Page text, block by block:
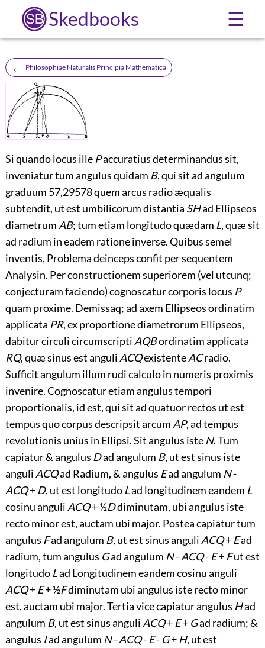
Skedbooks ☰
← Philosophiae Naturalis Principia Mathematica
Si quando locus ille Paccuratius determinandus sit,
inveniatur tum angulus quidam B, qui sit ad angulum
graduum 57,29578quem arcus radio æqualis
subtendit, ut est umbilicorum distantia SHad Ellipseos
diametrum AB; tum etiam longitudo quædam L, quæ sit
ad radium in eadem ratione inverse. Quibus semel
inventis, Problema deinceps confit per sequentem
Analysin. Per constructionem superiorem (vel utcunq;
conjecturam faciendo) cognoscatur corporis locus P
quam proxime. Demissaq; ad axem Ellipseos ordinatim
applicata PR, ex proportione diametrorum Ellipseos,
dabitur circuli circumscripti AQBordinatim applicata
RQ, quæ sinus est anguli ACQexistenteACradio.
Sufficit angulum illum rudi calculo in numeris proximis
invenire. Cognoscatur etiam angulus tempori
proportionalis, id est, qui sit ad quatuor rectos ut est
tempus quo corpus descripsit arcum AP, ad tempus
revolutionis unius in Ellipsi. Sit angulus iste N. Tum
capiatur & angulus Dad angulum B, ut est sinus iste
anguli ACQad Radium, & angulus Ead angulum N-
ACQ+ D, ut est longitudo Lad longitudinem eandem L
cosinu anguli ACQ+ ½Ddiminutam, ubi angulus iste
recto minor est, auctam ubi major. Postea capiatur tum
angulus Fad angulum B, ut est sinus anguli ACQ+ Ead
radium, tum angulus Gad angulum N-ACQ- E+ Fut est
longitudo Lad Longitudinem eandem cosinu anguli
ACQ+ E+ ½Fdiminutam ubi angulus iste recto minor
est, auctam ubi major. Tertia vice capiatur angulus Had
angulum B, ut est sinus anguli ACQ+ E+ Gad radium; &
angulus Iad angulum N-ACQ- E- G+ H, ut est